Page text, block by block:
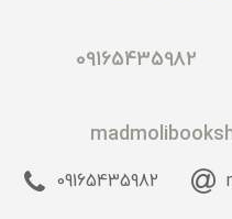
09165435982